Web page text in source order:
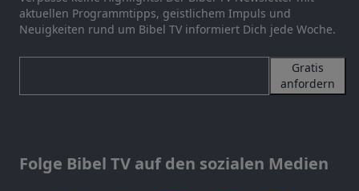
aktuellen Programmtipps, geistlichem Impuls und
Neuigkeiten rund um Bibel TV informiert Dich jede Woche.
Gratis
anfordern
Folge Bibel TV auf den sozialen Medien